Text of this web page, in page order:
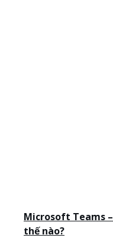
Microsoft Teams
thế nào?